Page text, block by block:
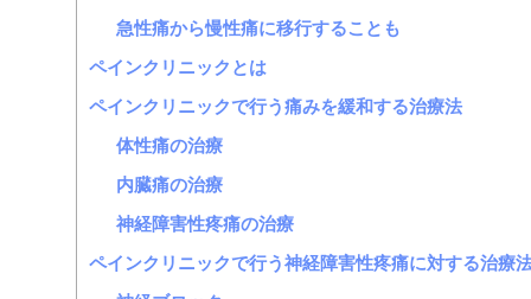
急性痛から慢性痛に移行することも
ペインクリニックとは
ペインクリニックで行う痛みを緩和する治療法
体性痛の治療
内臓痛の治療
神経障害性疼痛の治療
ペインクリニックで行う神経障害性疼痛に対する治療